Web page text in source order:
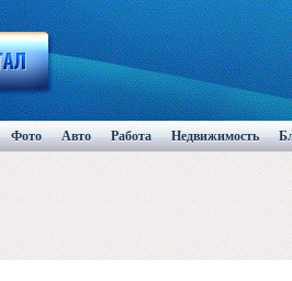
Фото Авто Работа Недвижимость